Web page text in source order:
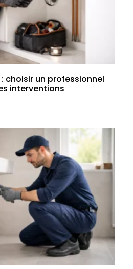
choisir un professionnel
interventions